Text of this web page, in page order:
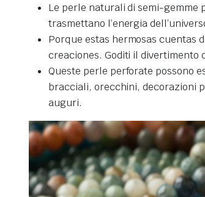
Le perle naturali di semi-gemme
trasmettano l’energia
Porque estas hermosas cuentas
creaciones. Goditi il divertimento
Queste perle perforate possono
bracciali, orecchini, decorazioni
auguri.